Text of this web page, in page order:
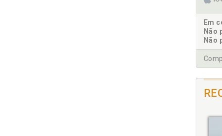
F
H
I
Em
Não
Não